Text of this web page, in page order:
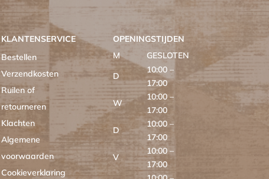
KLANTENSERVICE
Bestellen
Verzendkosten
Ruilen of
retourneren
Klachten
Algemene
voorwaarden
Cookieverklaring
OPENINGSTIJDEN
M
GESLOTEN
D
10:00 –
17:00
W
10:00 –
17:00
D
10:00 –
17:00
V
10:00 –
17:00